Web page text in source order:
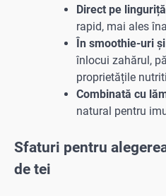
Direct pe
rapid, mai ales
În smoothie-uri
înlocui zahărul,
proprietățile
Combinată cu
natural pentru
Sfaturi pentru
de tei